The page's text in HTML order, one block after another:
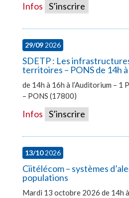
Infos S’inscrire
29/092026
SDETP : Les
territoires – PONS de 14h
de 14h à 16h à l’Auditorium – 1
– PONS (17800)
Infos S’inscrire
13/102026
Ciitélécom – systèmes
populations
Mardi 13 octobre 2026 de 14h